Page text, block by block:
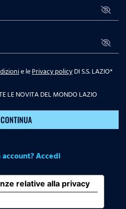
e lePrivacy policyDI S.S. LAZIO*
LE NOVITA DEL MONDO LAZIO
CONTINUA
account? Accedi
relative alla privacy